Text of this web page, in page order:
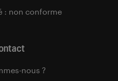
: non conforme
nous ?